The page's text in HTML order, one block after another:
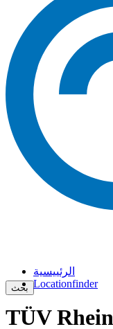
بحث
الرئييسية
Locationfinder
TÜV